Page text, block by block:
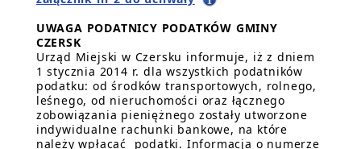
UWAGA PODATNICY PODATKÓW GMINY
CZERSK
Urząd Miejski w Czersku informuje, iż z dniem
1 stycznia 2014 r. dla wszystkich podatników
podatku: od środków transportowych, rolnego,
leśnego, od nieruchomości oraz łącznego
zobowiązania pieniężnego zostały utworzone
indywidualne rachunki bankowe, na które
należy wpłacać podatki. Informacja o numerze